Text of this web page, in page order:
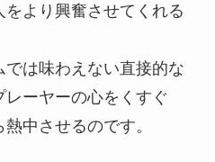
より興奮させてくれる
は味わえない直接的な
ーヤーの心をくすぐ
中させるのです。